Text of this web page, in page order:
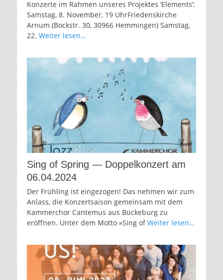
Konzerte im Rahmen unseres Projektes ‘Elements’:
Samstag, 8. November, 19 UhrFriedenskirche
Arnum (Bockstr. 30, 30966 Hemmingen) Samstag,
22. Weiter lesen…
Sing of Spring — Doppelkonzert am
06.04.2024
Der Frühling ist eingezogen! Das nehmen wir zum
Anlass, die Konzertsaison gemeinsam mit dem
Kammerchor Cantemus aus Bückeburg zu
eröffnen. Unter dem Motto »Sing ofWeiter lesen…